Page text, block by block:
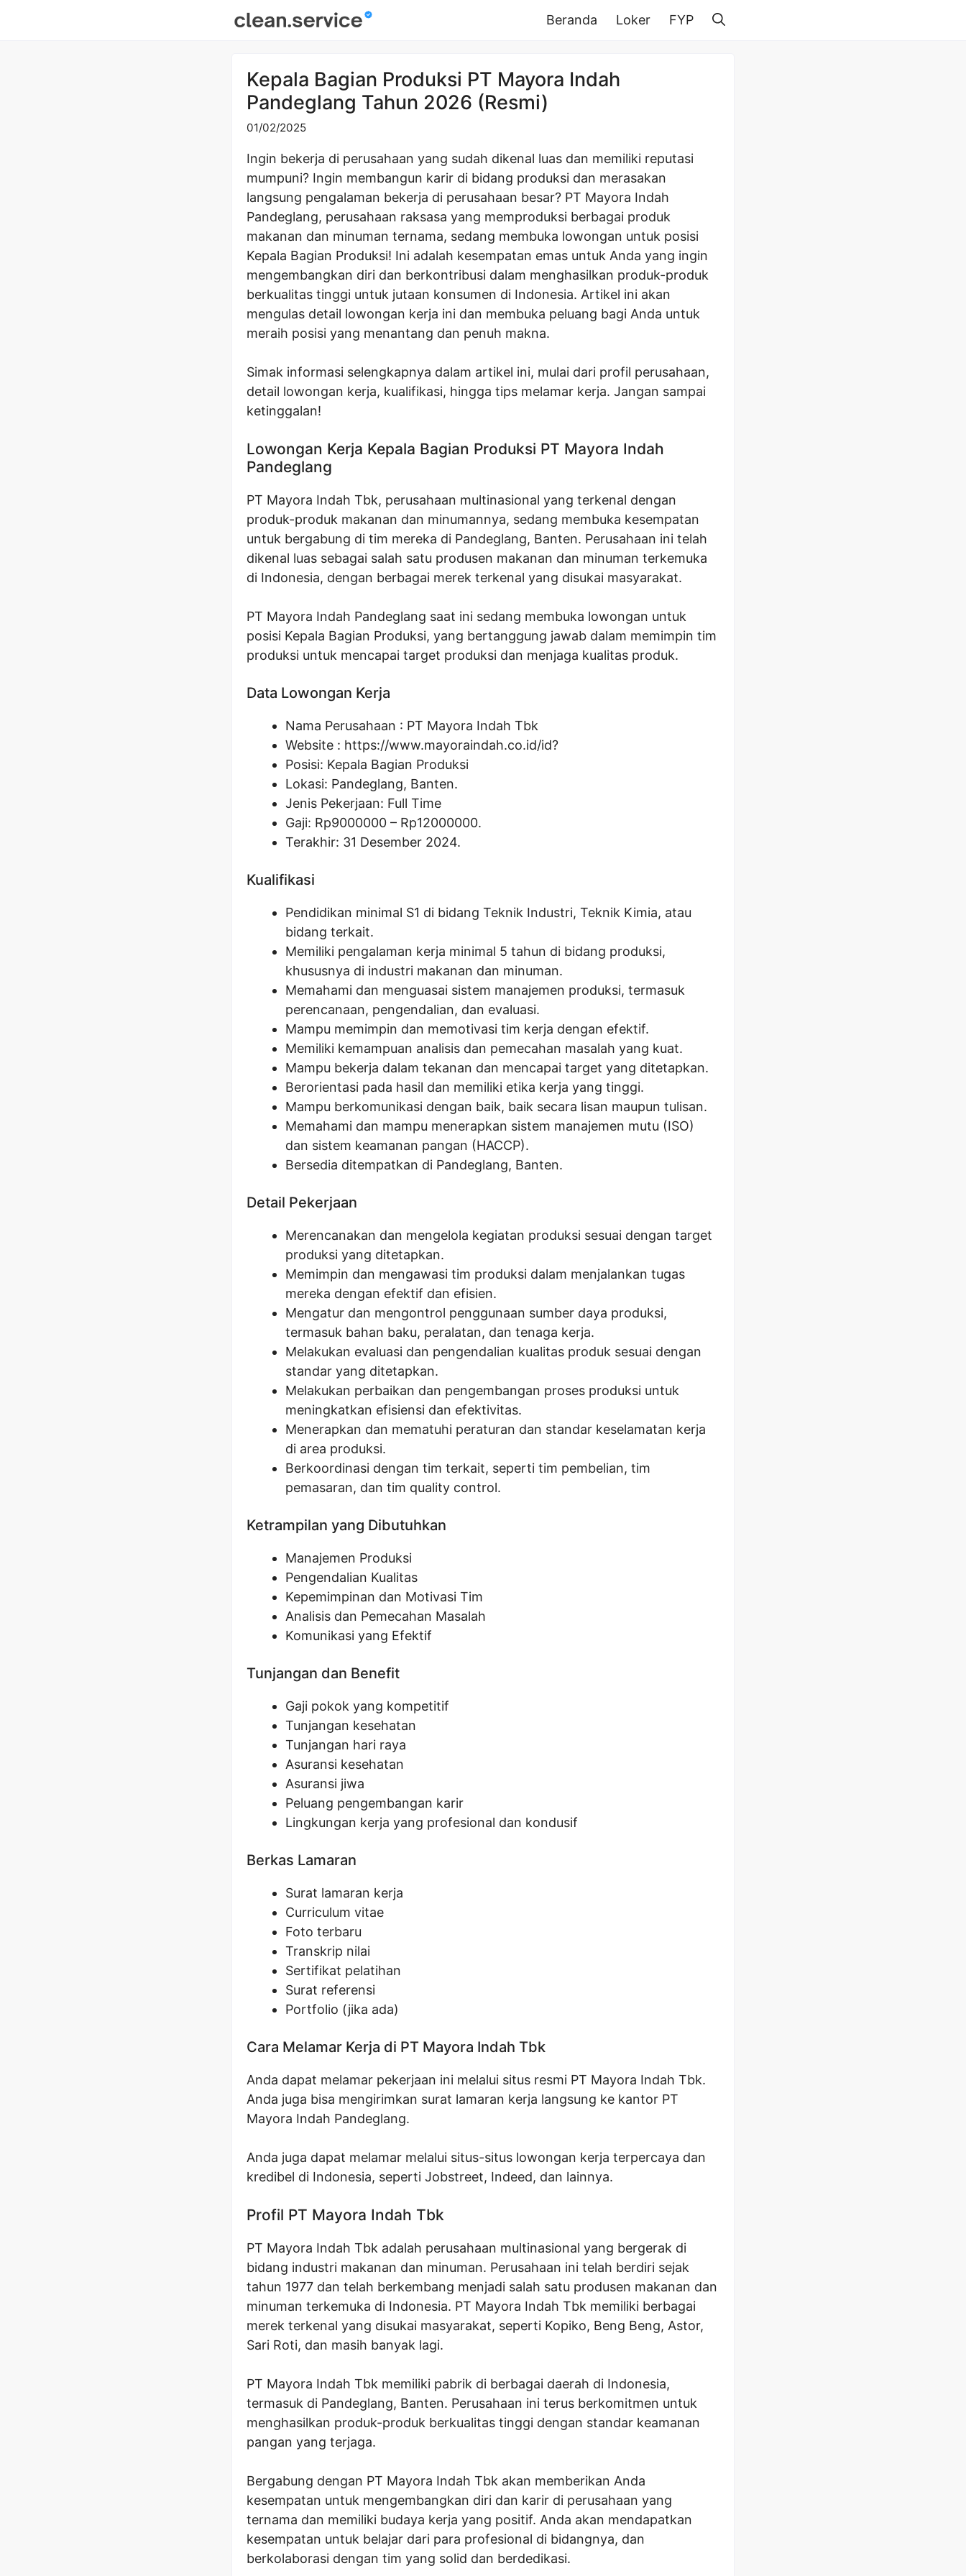
Beranda Loker FYP
Kepala Bagian Produksi PT Mayora Indah
Pandeglang Tahun 2026 (Resmi)
01/02/2025
Ingin bekerja di perusahaan yang sudah dikenal luas dan memiliki reputasi
mumpuni? Ingin membangun karir di bidang produksi dan merasakan
langsung pengalaman bekerja di perusahaan besar? PT Mayora Indah
Pandeglang, perusahaan raksasa yang memproduksi berbagai produk
makanan dan minuman ternama, sedang membuka lowongan untuk posisi
Kepala Bagian Produksi! Ini adalah kesempatan emas untuk Anda yang ingin
mengembangkan diri dan berkontribusi dalam menghasilkan produk-produk
berkualitas tinggi untuk jutaan konsumen di Indonesia. Artikel ini akan
mengulas detail lowongan kerja ini dan membuka peluang bagi Anda untuk
meraih posisi yang menantang dan penuh makna.
Simak informasi selengkapnya dalam artikel ini, mulai dari profil perusahaan,
detail lowongan kerja, kualifikasi, hingga tips melamar kerja. Jangan sampai
ketinggalan!
Lowongan Kerja Kepala Bagian Produksi PT Mayora Indah
Pandeglang
PT Mayora Indah Tbk, perusahaan multinasional yang terkenal dengan
produk-produk makanan dan minumannya, sedang membuka kesempatan
untuk bergabung di tim mereka di Pandeglang, Banten. Perusahaan ini telah
dikenal luas sebagai salah satu produsen makanan dan minuman terkemuka
di Indonesia, dengan berbagai merek terkenal yang disukai masyarakat.
PT Mayora Indah Pandeglang saat ini sedang membuka lowongan untuk
posisi Kepala Bagian Produksi, yang bertanggung jawab dalam memimpin tim
produksi untuk mencapai target produksi dan menjaga kualitas produk.
Data Lowongan Kerja
Nama Perusahaan : PT Mayora Indah Tbk
Website : https://www.mayoraindah.co.id/id?
Posisi: Kepala Bagian Produksi
Lokasi: Pandeglang, Banten.
Jenis Pekerjaan: Full Time
Gaji: Rp9000000 – Rp12000000.
Terakhir: 31 Desember 2024.
Kualifikasi
Pendidikan minimal S1 di bidang Teknik Industri, Teknik Kimia, atau
bidang terkait.
Memiliki pengalaman kerja minimal 5 tahun di bidang produksi,
khususnya di industri makanan dan minuman.
Memahami dan menguasai sistem manajemen produksi, termasuk
perencanaan, pengendalian, dan evaluasi.
Mampu memimpin dan memotivasi tim kerja dengan efektif.
Memiliki kemampuan analisis dan pemecahan masalah yang kuat.
Mampu bekerja dalam tekanan dan mencapai target yang ditetapkan.
Berorientasi pada hasil dan memiliki etika kerja yang tinggi.
Mampu berkomunikasi dengan baik, baik secara lisan maupun tulisan.
Memahami dan mampu menerapkan sistem manajemen mutu (ISO)
dan sistem keamanan pangan (HACCP).
Bersedia ditempatkan di Pandeglang, Banten.
Detail Pekerjaan
Merencanakan dan mengelola kegiatan produksi sesuai dengan target
produksi yang ditetapkan.
Memimpin dan mengawasi tim produksi dalam menjalankan tugas
mereka dengan efektif dan efisien.
Mengatur dan mengontrol penggunaan sumber daya produksi,
termasuk bahan baku, peralatan, dan tenaga kerja.
Melakukan evaluasi dan pengendalian kualitas produk sesuai dengan
standar yang ditetapkan.
Melakukan perbaikan dan pengembangan proses produksi untuk
meningkatkan efisiensi dan efektivitas.
Menerapkan dan mematuhi peraturan dan standar keselamatan kerja
di area produksi.
Berkoordinasi dengan tim terkait, seperti tim pembelian, tim
pemasaran, dan tim quality control.
Ketrampilan yang Dibutuhkan
Manajemen Produksi
Pengendalian Kualitas
Kepemimpinan dan Motivasi Tim
Analisis dan Pemecahan Masalah
Komunikasi yang Efektif
Tunjangan dan Benefit
Gaji pokok yang kompetitif
Tunjangan kesehatan
Tunjangan hari raya
Asuransi kesehatan
Asuransi jiwa
Peluang pengembangan karir
Lingkungan kerja yang profesional dan kondusif
Berkas Lamaran
Surat lamaran kerja
Curriculum vitae
Foto terbaru
Transkrip nilai
Sertifikat pelatihan
Surat referensi
Portfolio (jika ada)
Cara Melamar Kerja di PT Mayora Indah Tbk
Anda dapat melamar pekerjaan ini melalui situs resmi PT Mayora Indah Tbk.
Anda juga bisa mengirimkan surat lamaran kerja langsung ke kantor PT
Mayora Indah Pandeglang.
Anda juga dapat melamar melalui situs-situs lowongan kerja terpercaya dan
kredibel di Indonesia, seperti Jobstreet, Indeed, dan lainnya.
Profil PT Mayora Indah Tbk
PT Mayora Indah Tbk adalah perusahaan multinasional yang bergerak di
bidang industri makanan dan minuman. Perusahaan ini telah berdiri sejak
tahun 1977 dan telah berkembang menjadi salah satu produsen makanan dan
minuman terkemuka di Indonesia. PT Mayora Indah Tbk memiliki berbagai
merek terkenal yang disukai masyarakat, seperti Kopiko, Beng Beng, Astor,
Sari Roti, dan masih banyak lagi.
PT Mayora Indah Tbk memiliki pabrik di berbagai daerah di Indonesia,
termasuk di Pandeglang, Banten. Perusahaan ini terus berkomitmen untuk
menghasilkan produk-produk berkualitas tinggi dengan standar keamanan
pangan yang terjaga.
Bergabung dengan PT Mayora Indah Tbk akan memberikan Anda
kesempatan untuk mengembangkan diri dan karir di perusahaan yang
ternama dan memiliki budaya kerja yang positif. Anda akan mendapatkan
kesempatan untuk belajar dari para profesional di bidangnya, dan
berkolaborasi dengan tim yang solid dan berdedikasi.